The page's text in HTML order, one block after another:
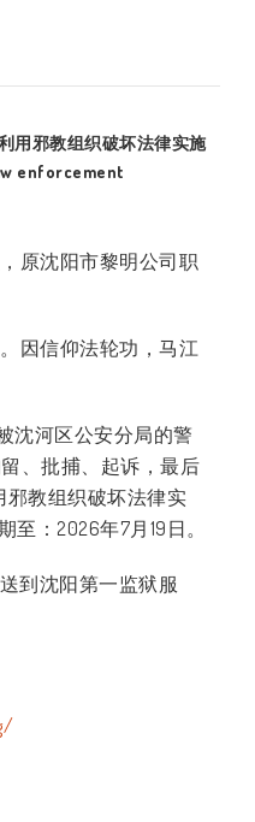
用邪教组织破坏法律实施
enforcement
原沈阳市黎明公司职
因信仰法轮功，马江
沈河区公安分局的警
、批捕、起诉，最后
邪教组织破坏法律实
至：2026年7月19日。
到沈阳第一监狱服